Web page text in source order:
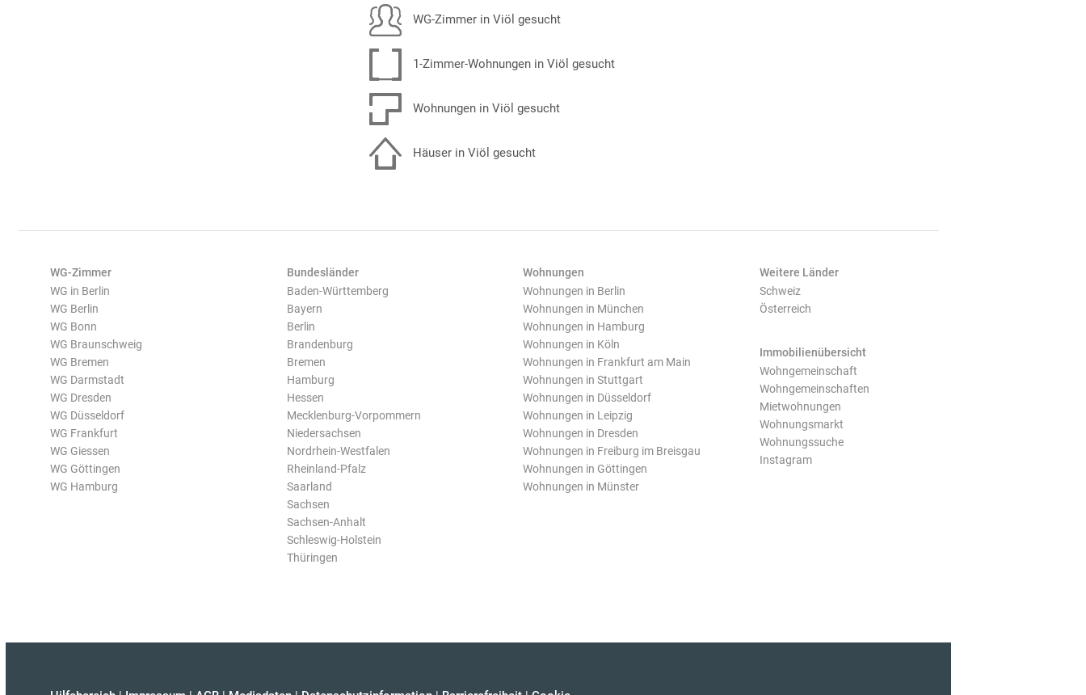
WG-Zimmer in Viöl gesucht
1-Zimmer-Wohnungen in Viöl gesucht
Wohnungen in Viöl gesucht
Häuser in Viöl gesucht
WG-Zimmer
WG in Berlin
WG Berlin
WG Bonn
WG Braunschweig
WG Bremen
WG Darmstadt
WG Dresden
WG Düsseldorf
WG Frankfurt
WG Giessen
WG Göttingen
WG Hamburg
Bundesländer
Baden-Württemberg
Bayern
Berlin
Brandenburg
Bremen
Hamburg
Hessen
Mecklenburg-Vorpommern
Niedersachsen
Nordrhein-Westfalen
Rheinland-Pfalz
Saarland
Sachsen
Sachsen-Anhalt
Schleswig-Holstein
Thüringen
Wohnungen
Wohnungen in Berlin
Wohnungen in München
Wohnungen in Hamburg
Wohnungen in Köln
Wohnungen in Frankfurt am Main
Wohnungen in Stuttgart
Wohnungen in Düsseldorf
Wohnungen in Leipzig
Wohnungen in Dresden
Wohnungen in Freiburg im Breisgau
Wohnungen in Göttingen
Wohnungen in Münster
Weitere Länder
Schweiz
Österreich
Immobilienübersicht
Wohngemeinschaft
Wohngemeinschaften
Mietwohnungen
Wohnungsmarkt
Wohnungssuche
Instagram